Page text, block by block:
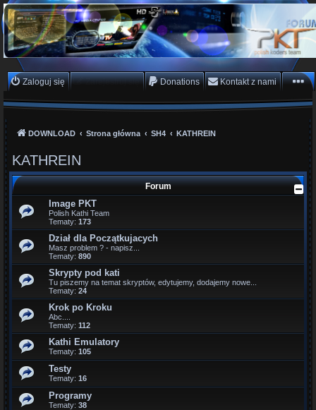
PKTeam - Polish Koders
Team
Hyperion, Enigma, E2, PKT, listy kanałów, oscam
Zaloguj się Zarejestruj się Donations Kontakt z nami
DOWNLOAD Strona główna SH4 KATHREIN
KATHREIN
Forum
Image PKT
Polish Kathi Team
Tematy: 173
Dział dla Początkujacych
Masz problem ? - napisz...
Tematy: 890
Skrypty pod kati
Tu piszemy na temat skryptów, edytujemy, dodajemy nowe...
Tematy: 24
Krok po Kroku
Abc....
Tematy: 112
Kathi Emulatory
Tematy: 105
Testy
Tematy: 16
Programy
Tematy: 38